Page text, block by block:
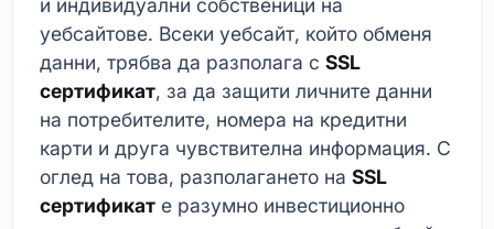
и индивидуални собственици на
уебсайтове. Всеки уебсайт, който обменя
данни, трябва да разполага с SSL
сертификат, за да защити личните данни
на потребителите, номера на кредитни
карти и друга чувствителна информация. С
оглед на това, разполагането на SSL
сертификат е разумно инвестиционно